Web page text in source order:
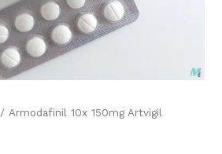
/ Armodafinil 10x 150mg Artvigil